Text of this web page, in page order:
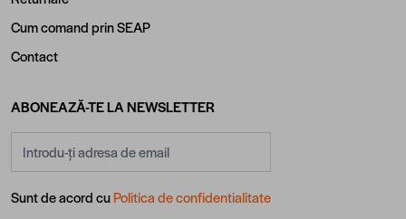
Cum comand prin SEAP
Contact
ABONEAZĂ-TE LA NEWSLETTER
Sunt de acord cuPolitica de confidentialitate